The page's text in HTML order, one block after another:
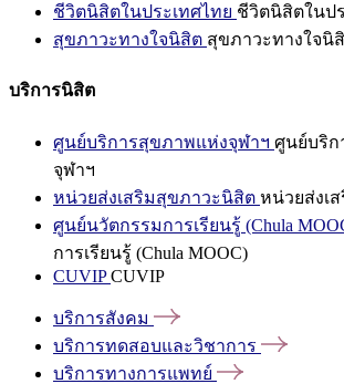
ชีวิตนิสิตในประเทศไทย ชีวิตนิสิตในป
สุขภาวะทางใจนิสิต สุขภาวะทางใจนิ
บริการนิสิต
ศูนย์บริการสุขภาพแห่งจุฬาฯ ศูนย์บริก
จุฬาฯ
หน่วยส่งเสริมสุขภาวะนิสิต หน่วยส่งเ
ศูนย์นวัตกรรมการเรียนรู้ (Chula
การเรียนรู้ (Chula MOOC)
CUVIPCUVIP
บริการสังคม
บริการทดสอบและวิชาการ
บริการทางการแพทย์